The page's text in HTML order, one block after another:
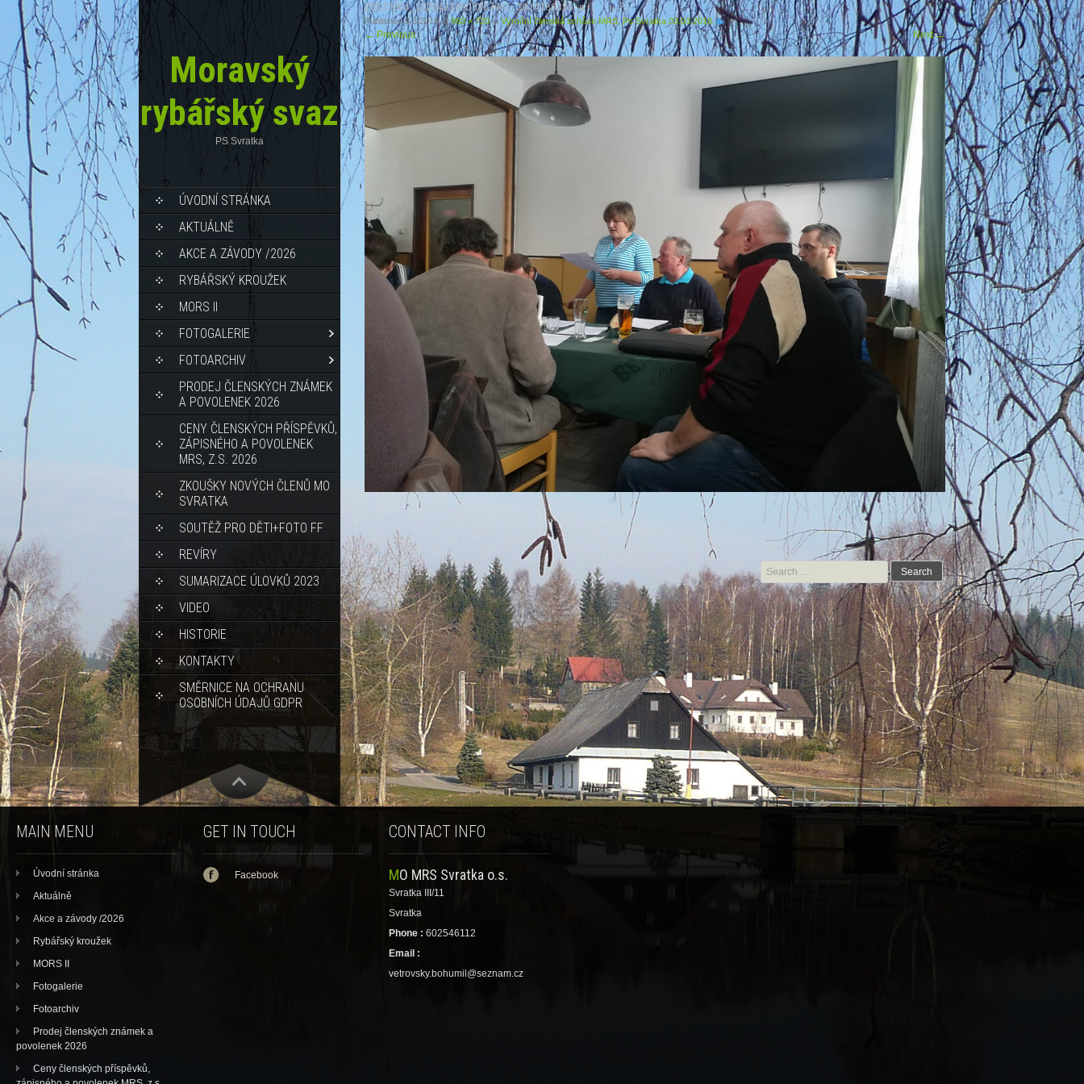
Moravský
rybářský svaz
PS Svratka
ÚVODNÍ STRÁNKA
AKTUÁLNĚ
AKCE A ZÁVODY /2026
RYBÁŘSKÝ KROUŽEK
MORS II
FOTOGALERIE
FOTOARCHIV
PRODEJ ČLENSKÝCH ZNÁMEK
A POVOLENEK 2026
CENY ČLENSKÝCH PŘÍSPĚVKŮ,
ZÁPISNÉHO A POVOLENEK
MRS, Z.S. 2026
ZKOUŠKY NOVÝCH ČLENŮ MO
SVRATKA
SOUTĚŽ PRO DĚTI+FOTO FF
REVÍRY
SUMARIZACE ÚLOVKŮ 2023
VIDEO
HISTORIE
KONTAKTY
SMĚRNICE NA OCHRANU
OSOBNÍCH ÚDAJŮ GDPR
28537004_10204218805307681_2024188350_n
Published3.3.2018at960 × 720inVýroční členská schůze MRS, Ps Svratka 03.03.2018.
←Previous Next→
Search for:
MAIN MENU
Úvodní stránka
Aktuálně
Akce a závody /2026
Rybářský kroužek
MORS II
Fotogalerie
Fotoarchiv
Prodej členských známek a
povolenek 2026
Ceny členských příspěvků,
GET IN TOUCH
Facebook
CONTACT INFO
MO MRS Svratka o.s.
Svratka III/11
Svratka
Phone : 602546112
Email :
vetrovsky.bohumil@seznam.cz